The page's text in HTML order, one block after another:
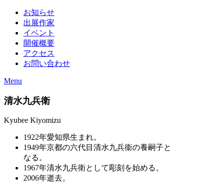
お知らせ
出展作家
イベント
開催概要
アクセス
お問い合わせ
Menu
清水九兵衛
Kyubee Kiyomizu
1922年愛知県生まれ。
1949年京都の六代目清水九兵衞の養嗣子と
なる。
1967年清水九兵衛として彫刻を始める。
2006年逝去。